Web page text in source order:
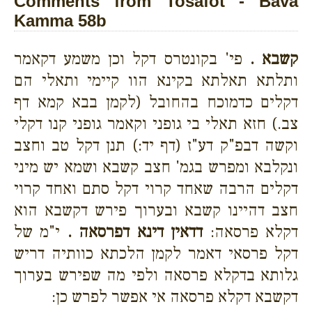
Kamma 58b
קשבא . פי' בקונטרס דקל וכן משמע דקאמר
ותלתא תאלתא בקינא הוו קיימי ותאלי הם
דקלים כדמוכח בהחובל (לקמן בבא קמא דף
צב.) חזא תאלי בי גופני וקאמר גופני קנו דקלי
וקשה דבפ"ק דע"ז (דף יד:) תנן דקל טב וחצב
ונקלבא ומפרש בגמ' חצב קשבא ושמא יש מיני
דקלים הרבה שאחד קרוי דקל סתם ואחד קרוי
חצב דהיינו קשבא ובערוך פירש דקשבא הוא
דקלא פרסאה:דדאין דינא דפרסאה . י"מ של
דקל פרסאי דאמר לקמן הלכתא כוותיה דריש
גלותא בדקלא פרסאה ולפי מה שפירש בערוך
דקשבא דקלא פרסאה אי אפשר לפרש כן: